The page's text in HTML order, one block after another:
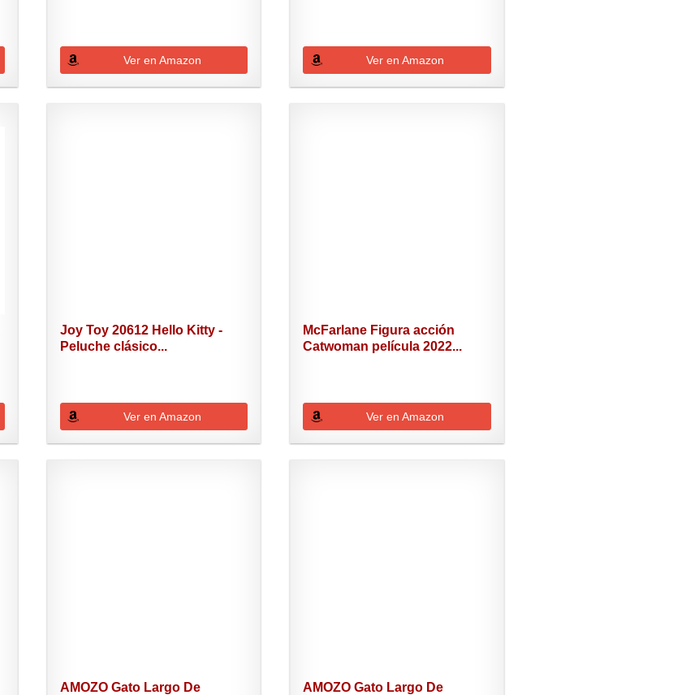
Ver en Amazon Ver en Amazon
Joy Toy 20612 Hello Kitty -
Peluche clásico...
Ver en Amazon
McFarlane Figura acción
Catwoman película 2022...
Ver en Amazon
AMOZO Gato Largo De
AMOZO Gato Largo De